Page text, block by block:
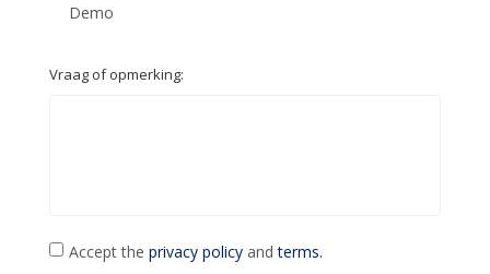
Demo
Vraag of opmerking:
Accept the privacy policyandterms.